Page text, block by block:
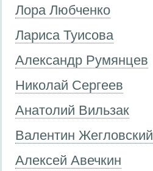
Лора Любченко
Лариса Туисова
Александр Румянцев
Николай Сергеев
Анатолий Вильзак
Валентин Жегловский
Алексей Авечкин